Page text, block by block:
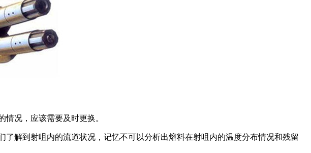
况，应该需要及时更换。
到射咀内的流道状况，记忆不可以分析出熔料在射咀内的温度分布情况和残留